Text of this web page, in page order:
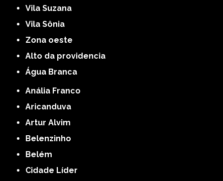
Vila Suzana
Vila Sônia
Zona oeste
alto da providencia
Água Branca
Anália Franco
Aricanduva
Artur Alvim
Belenzinho
Belém
Cidade Líder